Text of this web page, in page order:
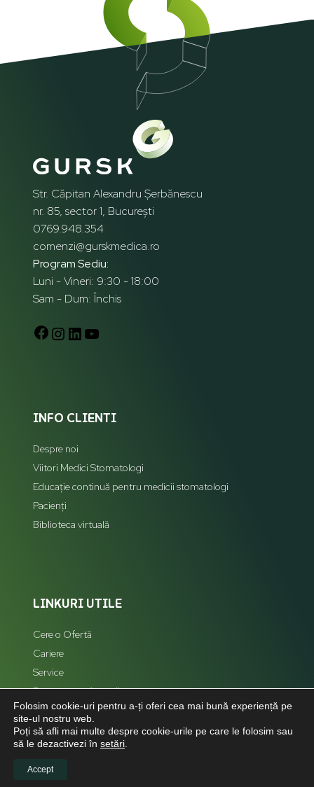
Str. Căpitan Alexandru Șerbănescu
nr. 85, sector 1, București
0769.948.354
comenzi@gurskmedica.ro
Program Sediu:
Luni - Vineri: 9:30 - 18:00
Sam - Dum: Închis
INFO CLIENTI
Despre noi
Viitori Medici Stomatologi
Educație continuă pentru medicii stomatologi
Pacienți
Biblioteca virtuală
LINKURI UTILE
Cere o Ofertă
Cariere
Service
Reprezentanți zonali
Hartă Site
Folosim cookie-uri pentru a-ți oferi cea mai bună experiență pe
site-ul nostru web.
Poți să afli mai multe despre cookie-urile pe care le folosim sau
să le dezactivezi în setări
Accept